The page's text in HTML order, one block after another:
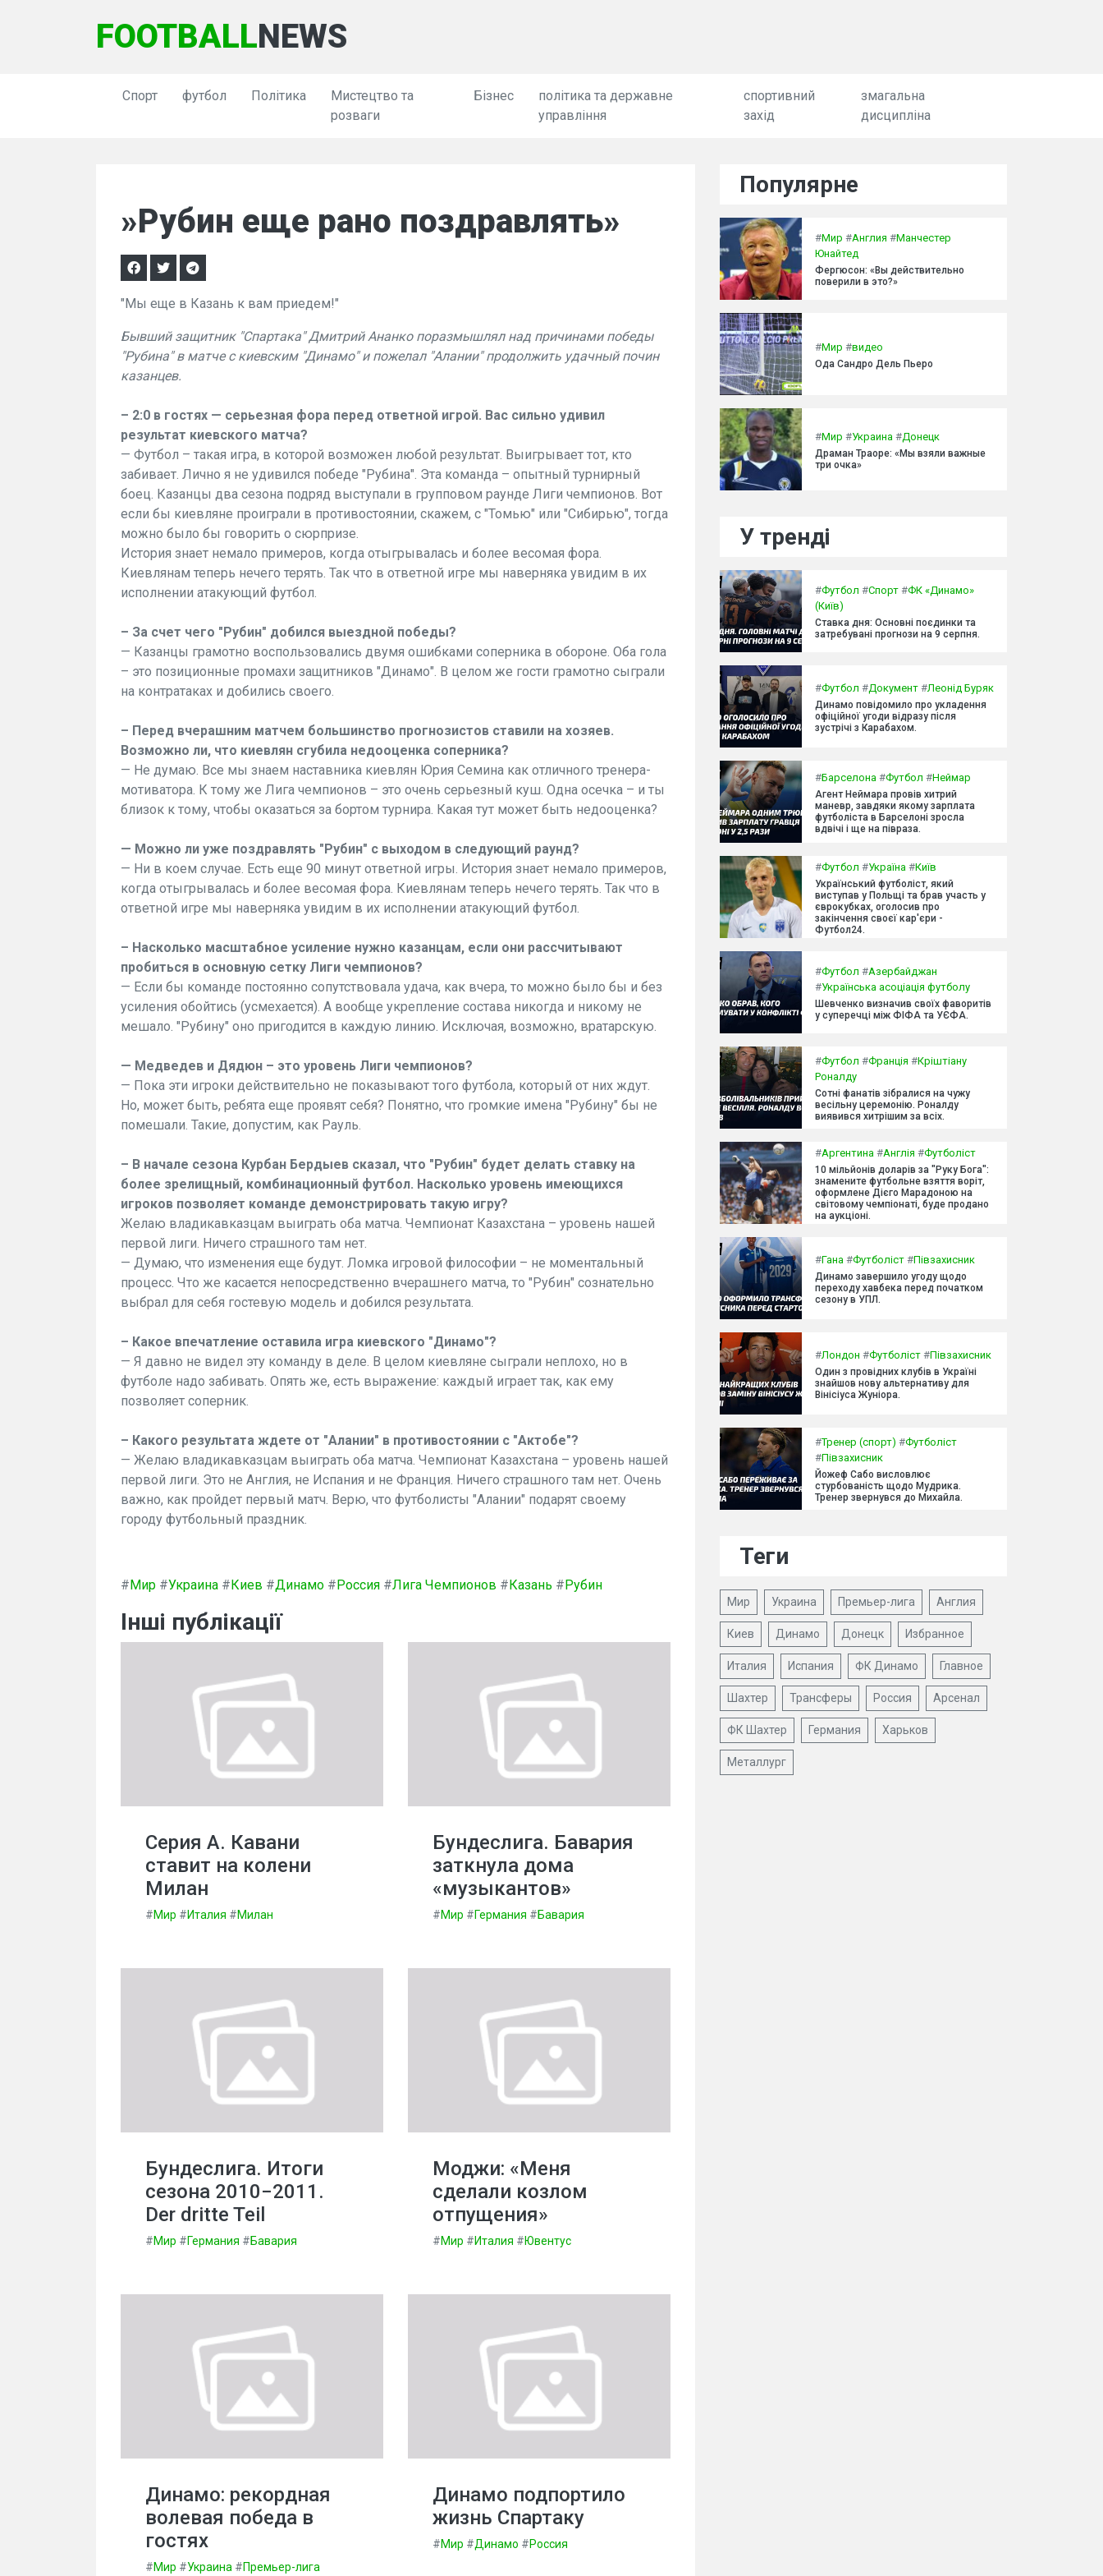
FOOTBALLNEWS
Спорт футбол Політика
Мистецтво та
розваги
Бізнес
політика та державне
управління
спортивний
захід
змагальна
дисципліна
»Рубин еще рано поздравлять»
"Мы еще в Казань к вам приедем!"
Бывший защитник "Спартака" Дмитрий Ананко поразмышлял над причинами победы
"Рубина" в матче с киевским "Динамо" и пожелал "Алании" продолжить удачный почин
казанцев.
– 2:0 в гостях — серьезная фора перед ответной игрой. Вас сильно удивил
результат киевского матча?
— Футбол – такая игра, в которой возможен любой результат. Выигрывает тот, кто
забивает. Лично я не удивился победе "Рубина". Эта команда – опытный турнирный
боец. Казанцы два сезона подряд выступали в групповом раунде Лиги чемпионов. Вот
если бы киевляне проиграли в противостоянии, скажем, с "Томью" или "Сибирью", тогда
можно было бы говорить о сюрпризе.
История знает немало примеров, когда отыгрывалась и более весомая фора.
Киевлянам теперь нечего терять. Так что в ответной игре мы наверняка увидим в их
исполнении атакующий футбол.
– За счет чего "Рубин" добился выездной победы?
— Казанцы грамотно воспользовались двумя ошибками соперника в обороне. Оба гола
– это позиционные промахи защитников "Динамо". В целом же гости грамотно сыграли
на контратаках и добились своего.
– Перед вчерашним матчем большинство прогнозистов ставили на хозяев.
Возможно ли, что киевлян сгубила недооценка соперника?
— Не думаю. Все мы знаем наставника киевлян Юрия Семина как отличного тренера-
мотиватора. К тому же Лига чемпионов – это очень серьезный куш. Одна осечка – и ты
близок к тому, чтобы оказаться за бортом турнира. Какая тут может быть недооценка?
— Можно ли уже поздравлять "Рубин" с выходом в следующий раунд?
— Ни в коем случае. Есть еще 90 минут ответной игры. История знает немало примеров,
когда отыгрывалась и более весомая фора. Киевлянам теперь нечего терять. Так что в
ответной игре мы наверняка увидим в их исполнении атакующий футбол.
– Насколько масштабное усиление нужно казанцам, если они рассчитывают
пробиться в основную сетку Лиги чемпионов?
— Если бы команде постоянно сопутствовала удача, как вчера, то можно было бы и без
усиления обойтись (усмехается). А вообще укрепление состава никогда и никому не
мешало. "Рубину" оно пригодится в каждую линию. Исключая, возможно, вратарскую.
— Медведев и Дядюн – это уровень Лиги чемпионов?
— Пока эти игроки действительно не показывают того футбола, который от них ждут.
Но, может быть, ребята еще проявят себя? Понятно, что громкие имена "Рубину" бы не
помешали. Такие, допустим, как Рауль.
– В начале сезона Курбан Бердыев сказал, что "Рубин" будет делать ставку на
более зрелищный, комбинационный футбол. Насколько уровень имеющихся
игроков позволяет команде демонстрировать такую игру?
Желаю владикавказцам выиграть оба матча. Чемпионат Казахстана – уровень нашей
первой лиги. Ничего страшного там нет.
— Думаю, что изменения еще будут. Ломка игровой философии – не моментальный
процесс. Что же касается непосредственно вчерашнего матча, то "Рубин" сознательно
выбрал для себя гостевую модель и добился результата.
– Какое впечатление оставила игра киевского "Динамо"?
— Я давно не видел эту команду в деле. В целом киевляне сыграли неплохо, но в
футболе надо забивать. Опять же, есть выражение: каждый играет так, как ему
позволяет соперник.
– Какого результата ждете от "Алании" в противостоянии с "Актобе"?
— Желаю владикавказцам выиграть оба матча. Чемпионат Казахстана – уровень нашей
первой лиги. Это не Англия, не Испания и не Франция. Ничего страшного там нет. Очень
важно, как пройдет первый матч. Верю, что футболисты "Алании" подарят своему
городу футбольный праздник.
#Мир #Украина #Киев #Динамо #Россия #Лига Чемпионов #Казань #Рубин
Інші публікації
Серия А. Кавани
ставит на колени
Милан
#Мир #Италия #Милан
Бундеслига. Бавария
заткнула дома
«музыкантов»
#Мир #Германия #Бавария
Бундеслига. Итоги
сезона 2010−2011.
Der dritte Teil
#Мир #Германия #Бавария
Моджи: «Меня
сделали козлом
отпущения»
#Мир #Италия #Ювентус
Динамо: рекордная
волевая победа в
гостях
#Мир #Украина #Премьер-лига
Динамо подпортило
жизнь Спартаку
#Мир #Динамо #Россия
Популярне
#Мир #Англия #Манчестер
Юнайтед
Фергюсон: «Вы действительно
поверили в это?»
#Мир #видео
Ода Сандро Дель Пьеро
#Мир #Украина #Донецк
Драман Траоре: «Мы взяли важные
три очка»
У тренді
#Футбол #Спорт #ФК «Динамо»
(Київ)
Ставка дня: Основні поєдинки та
затребувані прогнози на 9 серпня.
#Футбол #Документ #Леонід Буряк
Динамо повідомило про укладення
офіційної угоди відразу після
зустрічі з Карабахом.
#Барселона #Футбол #Неймар
Агент Неймара провів хитрий
маневр, завдяки якому зарплата
футболіста в Барселоні зросла
вдвічі і ще на півраза.
#Футбол #Україна #Київ
Український футболіст, який
виступав у Польщі та брав участь у
єврокубках, оголосив про
закінчення своєї кар'єри -
Футбол24.
#Футбол #Азербайджан
#Українська асоціація футболу
Шевченко визначив своїх фаворитів
у суперечці між ФІФА та УЄФА.
#Футбол #Франція #Кріштіану
Роналду
Сотні фанатів зібралися на чужу
весільну церемонію. Роналду
виявився хитрішим за всіх.
#Аргентина #Англія #Футболіст
10 мільйонів доларів за "Руку Бога":
знамените футбольне взяття воріт,
оформлене Дієго Марадоною на
світовому чемпіонаті, буде продано
на аукціоні.
#Гана #Футболіст #Півзахисник
Динамо завершило угоду щодо
переходу хавбека перед початком
сезону в УПЛ.
#Лондон #Футболіст #Півзахисник
Один з провідних клубів в Україні
знайшов нову альтернативу для
Вінісіуса Жуніора.
#Тренер (спорт) #Футболіст
#Півзахисник
Йожеф Сабо висловлює
стурбованість щодо Мудрика.
Тренер звернувся до Михайла.
Теги
Мир Украина Премьер-лига Англия
Киев Динамо Донецк Избранное
Италия Испания ФК Динамо Главное
Шахтер Трансферы Россия Арсенал
ФК Шахтер Германия Харьков
Металлург